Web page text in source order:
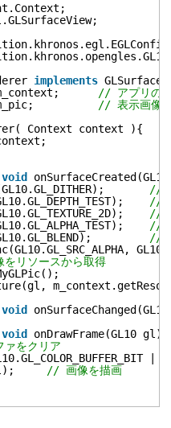
implements
m_context;
// アプリの
m_pic;
// 表示画像
Context context ){
void
//
//
//
//
//
リソースから取得
void
void
onDrawFrame(GL10 gl)
をクリア
|
// 画像を描画